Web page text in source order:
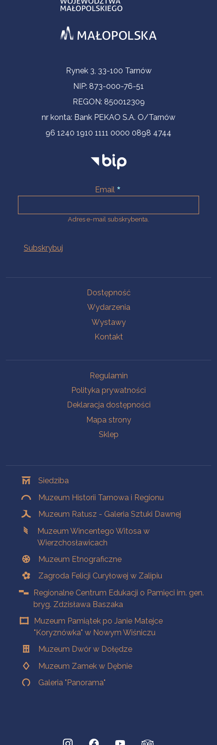
Informacje kontaktoweRynek 3, 33-100 Tarnów
NIP: 873-000-76-51
REGON: 850012309
nr konta: Bank PEKAO S.A. O/Tarnów
96 1240 1910 1111 0000 0898 4744
Email
Adres e-mail subskrybenta.
Dostępność
Wydarzenia
Wystawy
Kontakt
Regulamin
Polityka prywatności
Deklaracja dostępności
Mapa strony
Sklep
Siedziba
Muzeum Historii Tarnowa i Regionu
Muzeum Ratusz - Galeria Sztuki Dawnej
Muzeum Wincentego Witosa w
Wierzchosławicach
Muzeum Etnograficzne
Zagroda Felicji Curyłowej w Zalipiu
Regionalne Centrum Edukacji o Pamięci im. gen.
bryg. Zdzisława Baszaka
Muzeum Pamiątek po Janie Matejce
"Koryznówka" w Nowym Wiśniczu
Muzeum Dwór w Dołędze
Muzeum Zamek w Dębnie
Galeria "Panorama"